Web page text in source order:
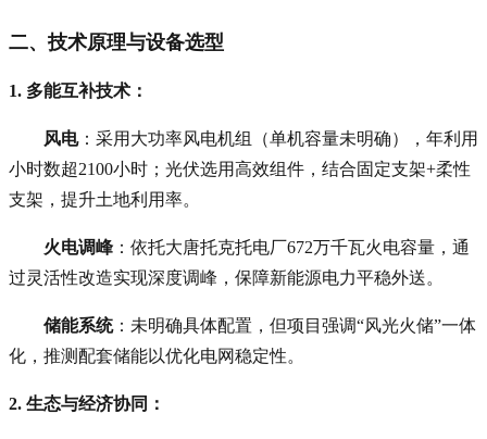
二、技术原理与设备选型
1. 多能互补技术 ：
风电：采用大功率风电机组（单机容量未明确），年利用
小时数超2100小时；光伏选用高效组件，结合固定支架+柔性
支架，提升土地利用率。
火电调峰 ：依托大唐托克托电厂672万千瓦火电容量，通
过灵活性改造实现深度调峰，保障新能源电力平稳外送。
储能系统：未明确具体配置，但项目强调“风光火储”一体
化，推测配套储能以优化电网稳定性。
2. 生态与经济协同 ：